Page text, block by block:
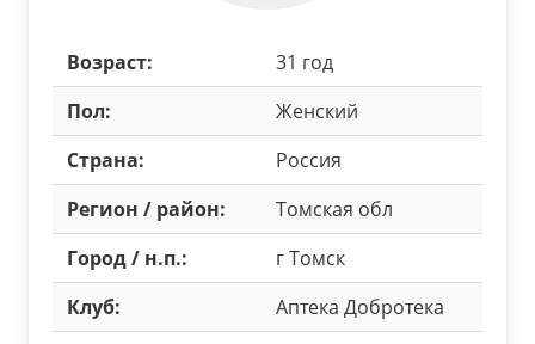
Возраст:
31 год
Пол:
Женский
Страна:
Россия
Регион / район:
Томская обл
Город / н.п.:
г Томск
Клуб:
Аптека Добротека